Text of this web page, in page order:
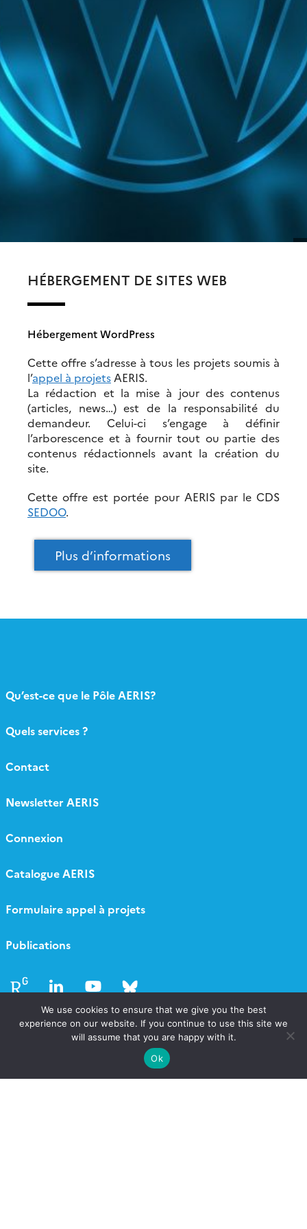
HÉBERGEMENT DE SITES WEB
Hébergement WordPress
Cette offre s’adresse à tous les projets soumis à
l’appel à projets AERIS.
La rédaction et la mise à jour des contenus
(articles, news…) est de la responsabilité du
demandeur. Celui-ci s’engage à définir
l’arborescence et à fournir tout ou partie des
contenus rédactionnels avant la création du
site.
Cette offre est portée pour AERIS par le CDS
SEDOO.
Plus d’informations
Qu’est-ce que le Pôle AERIS?
Quels services ?
Contact
Newsletter AERIS
Connexion
Catalogue AERIS
Formulaire appel à projets
Publications
Follow Follow
We use cookies to ensure that we give you the best
experience on our website. If you continue to use this site we
will assume that you are happy with it.
Ok